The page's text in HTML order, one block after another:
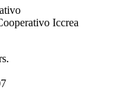
Iccrea